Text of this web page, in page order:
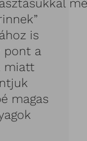
is
pont a
miatt
magas